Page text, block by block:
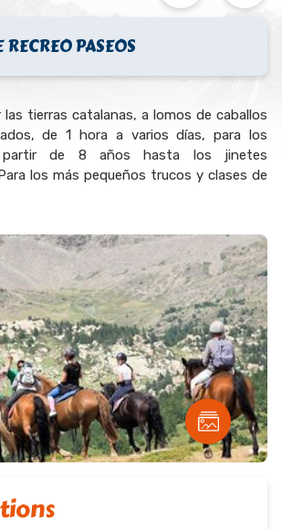
PASEOS
las tierras catalanas, a lomos de caballos
de 1 hora a varios días, para los
partir de 8 años hasta los jinetes
los más pequeños trucos y clases de